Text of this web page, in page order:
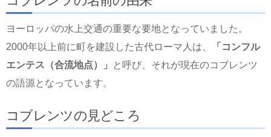
ヨーロッパの水上交通の重要な要地となっていました。
2000年以上前に町を建設した古代ローマ人は、
「コンフル
エンテス（合流地点）」
と呼び、それが現在のコブレンツ
の語源となっています。
コブレンツの見どころ